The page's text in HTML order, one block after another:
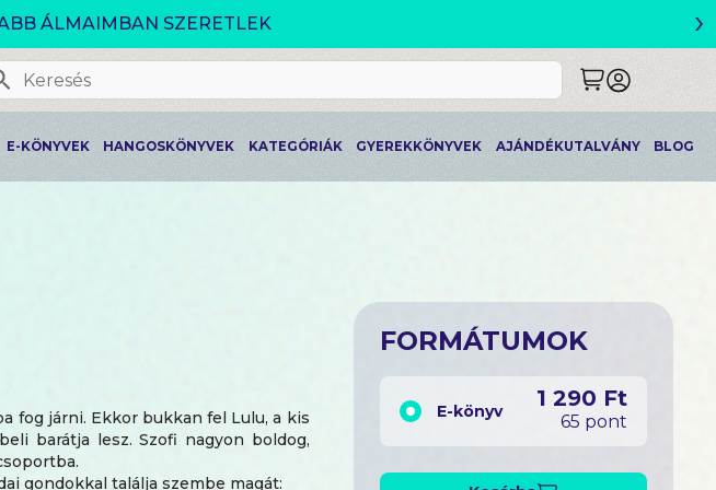
ÁLMAIMBAN SZERETLEK ›
E-KÖNYVEK HANGOSKÖNYVEK KATEGÓRIÁK GYEREKKÖNYVEK AJÁNDÉKUTALVÁNY BLOG
fog járni. Ekkor bukkan fel Lulu, a kis
barátja lesz. Szofi nagyon boldog,
gondokkal találja szembe magát:
FORMÁTUMOK
E-könyv 1 290 Ft
65 pont